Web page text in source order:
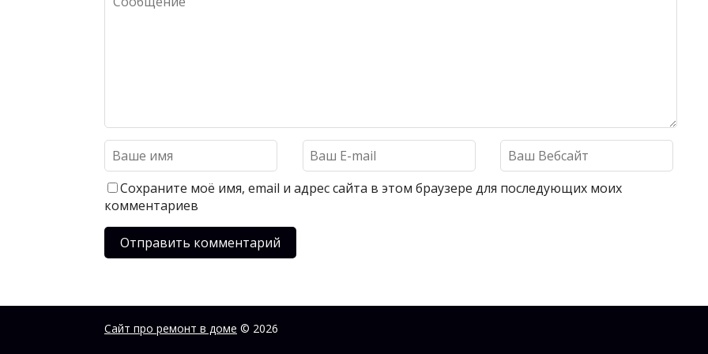
Сохраните моё имя, email и адрес сайта в этом браузере для последующих моих
комментариев
Сайт про ремонт в доме © 2026